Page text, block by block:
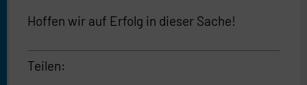
Hoffen wir auf Erfolg in dieser Sache!
Teilen: